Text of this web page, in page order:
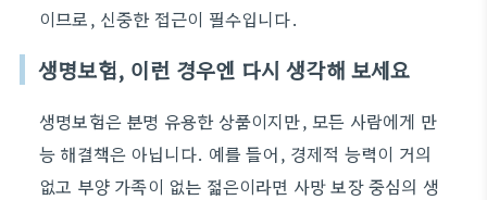
이므로, 신중한 접근이 필수입니다.
생명보험, 이런 경우엔 다시 생각해 보세요
생명보험은 분명 유용한 상품이지만, 모든 사람에게 만
능 해결책은 아닙니다. 예를 들어, 경제적 능력이 거의
없고 부양 가족이 없는 젊은이라면 사망 보장 중심의 생